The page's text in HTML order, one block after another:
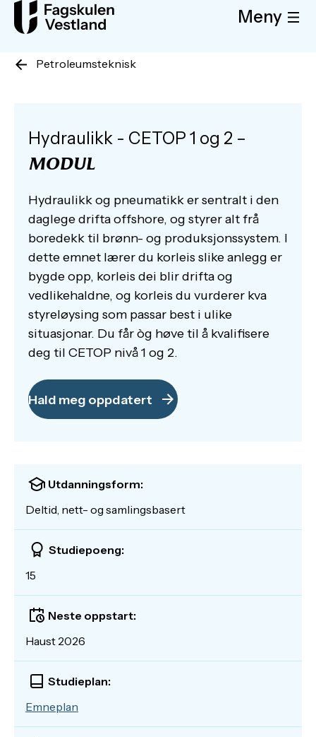
Meny
Petroleumsteknisk
Hydraulikk - CETOP 1 og 2 –
MODUL
Hydraulikk og pneumatikk er sentralt i den
daglege drifta offshore, og styrer alt frå
boredekk til brønn- og produksjonssystem. I
dette emnet lærer du korleis slike anlegg er
bygde opp, korleis dei blir drifta og
vedlikehaldne, og korleis du vurderer kva
styreløysing som passar best i ulike
situasjonar. Du får òg høve til å kvalifisere
deg til CETOP nivå 1 og 2.
Hald meg oppdatert
Utdanningsform:
Deltid, nett- og samlingsbasert
Studiepoeng:
15
Neste oppstart:
Haust 2026
Studieplan:
Emneplan